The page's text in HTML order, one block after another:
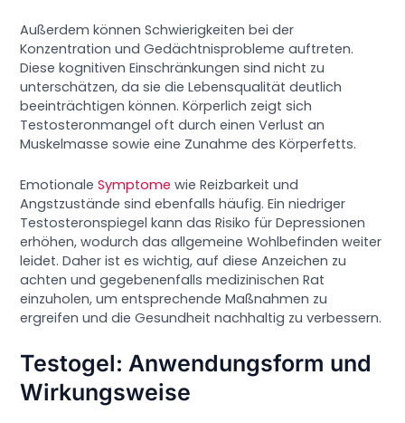
Außerdem können Schwierigkeiten bei der
Konzentration und Gedächtnisprobleme auftreten.
Diese kognitiven Einschränkungen sind nicht zu
unterschätzen, da sie die Lebensqualität deutlich
beeinträchtigen können. Körperlich zeigt sich
Testosteronmangel oft durch einen Verlust an
Muskelmasse sowie eine Zunahme des Körperfetts.
EmotionaleSymptome wie Reizbarkeit und
Angstzustände sind ebenfalls häufig. Ein niedriger
Testosteronspiegel kann das Risiko für Depressionen
erhöhen, wodurch das allgemeine Wohlbefinden weiter
leidet. Daher ist es wichtig, auf diese Anzeichen zu
achten und gegebenenfalls medizinischen Rat
einzuholen, um entsprechende Maßnahmen zu
ergreifen und die Gesundheit nachhaltig zu verbessern.
Testogel: Anwendungsform und
Wirkungsweise